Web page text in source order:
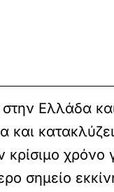
στην Ελλάδα
και
χρόνο
σημείο